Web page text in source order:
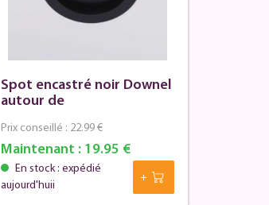
Spot encastré noir Downel
autour de
Maintenant :19.95 €
Prix conseillé : 22.99 €
En stock : expédié
aujourd'huii